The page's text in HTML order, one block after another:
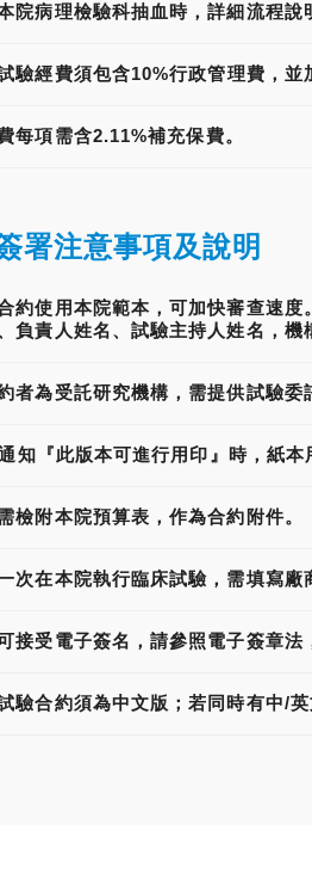
院病理檢驗科抽血時，詳細流程
驗經費須包含10%行政管理費，並
每項需含2.11%補充保費。
署注意事項及說明
約使用本院範本，可加快審查速
負責人姓名、試驗主持人姓名，機
者為受託研究機構，需提供試驗委
知『此版本可進行用印』時，紙本
檢附本院預算表，作為合約附件。
次在本院執行臨床試驗，需填寫廠
接受電子簽名，請參照電子簽章法
驗合約須為中文版；若同時有中/